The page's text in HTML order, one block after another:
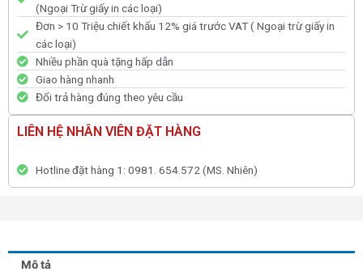
(Ngoại Trừ giấy in các loại)
Đơn > 10 Triệu chiết khấu 12% giá trước VAT ( Ngoại trừ giấy in
các loại)
Nhiều phần quà tặng hấp dẫn
Giao hàng nhanh
Đổi trả hàng đúng theo yêu cầu
LIÊN HỆ NHÂN VIÊN ĐẶT HÀNG
Hotline đặt hàng 1: 0981. 654.572 (MS. Nhiên)
Mô tả